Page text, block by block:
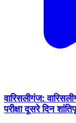
वारिसलीगंज:
परीक्षा दूसरे दिन